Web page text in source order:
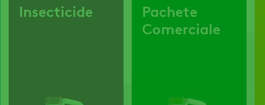
Insecticide
Pachete
Comerciale